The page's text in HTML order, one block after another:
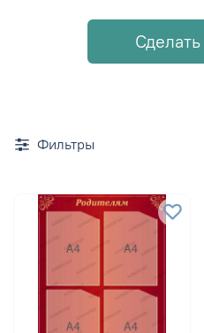
Фильтры